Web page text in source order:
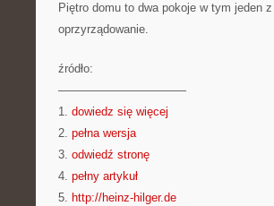
Piętro domu to dwa pokoje w tym jeden
oprzyrządowanie.
źródło:
———————————
1. dowiedz się więcej
2. pełna wersja
3. odwiedź stronę
4. pełny artykuł
5. http://heinz-hilger.de